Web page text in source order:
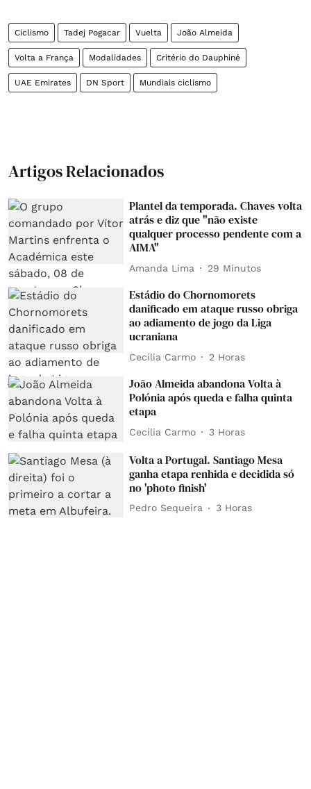
Ciclismo Tadej Pogacar Vuelta João Almeida
Volta a França Modalidades Critério do Dauphiné
UAE Emirates DN Sport Mundiais ciclismo
Artigos Relacionados
Plantel da temporada. Chaves volta
atrás e diz que "não existe
qualquer processo pendente com a
AIMA"
Amanda Lima 29 Minutos
Estádio do Chornomorets
danificado em ataque russo obriga
ao adiamento de jogo da Liga
ucraniana
Cecília Carmo 2 Horas
João Almeida abandona Volta à
Polónia após queda e falha quinta
etapa
Cecília Carmo 3 Horas
Volta a Portugal. Santiago Mesa
ganha etapa renhida e decidida só
no 'photo finish'
Pedro Sequeira 3 Horas